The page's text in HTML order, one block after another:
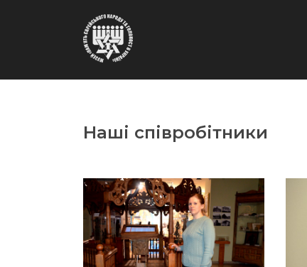
Наші співробітники